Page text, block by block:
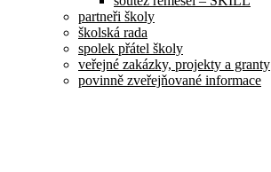
partneři školy
školská rada
spolek přátel školy
veřejné zakázky, projekty a granty
povinně zveřejňované informace